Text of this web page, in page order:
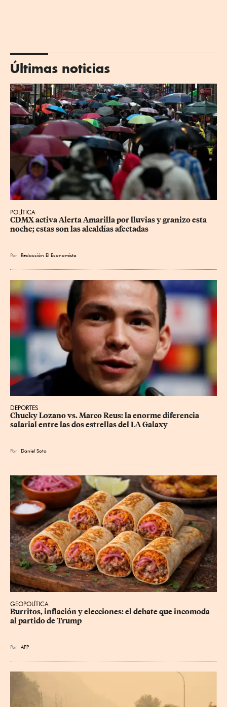
Últimas noticias
POLÍTICA
CDMX activa Alerta Amarilla por lluvias y granizo esta
noche; estas son las alcaldías afectadas
Por Redacción El Economista
DEPORTES
Chucky Lozano vs. Marco Reus: la enorme diferencia
salarial entre las dos estrellas del LA Galaxy
Por Daniel Soto
GEOPOLÍTICA
Burritos, inflación y elecciones: el debate que incomoda
al partido de Trump
Por AFP